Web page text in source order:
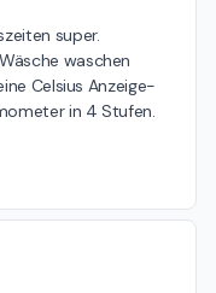
super.
waschen
Celsius Anzeige-
in 4 Stufen.